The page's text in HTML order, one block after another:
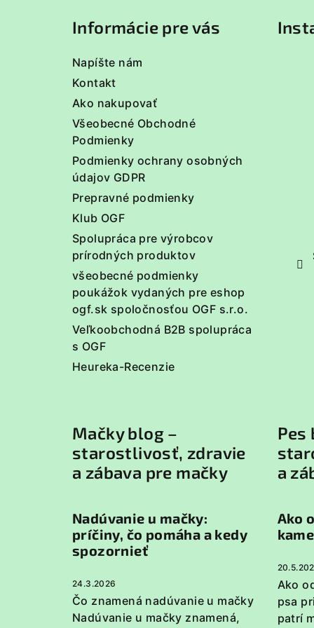
Informácie pre vás
Napíšte nám
Kontakt
Ako nakupovať
Všeobecné Obchodné
Podmienky
Podmienky ochrany osobných
údajov GDPR
Prepravné podmienky
Klub OGF
Spolupráca pre výrobcov
prírodných produktov
všeobecné podmienky
poukážok vydaných pre eshop
ogf.sk spoločnosťou OGF s.r.o.
Veľkoobchodná B2B spolupráca
s OGF
Heureka-Recenzie
Mačky blog –
starostlivosť, zdravie
a zábava pre mačky
Nadúvanie u mačky:
príčiny, čo pomáha a kedy
spozornieť
24.3.2026
Čo znamená nadúvanie u mačky
Nadúvanie u mačky znamená,
Pes
a
Ako
Ako
psa
patrí